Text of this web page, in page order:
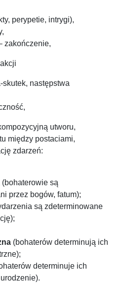
perypetie, intrygi),
zakończenie,
następstwa
utworu,
między postaciami,
zdarzeń:
(bohaterowie są
przez bogów, fatum);
są zdeterminowane
(bohaterów determinują ich
determinuje ich